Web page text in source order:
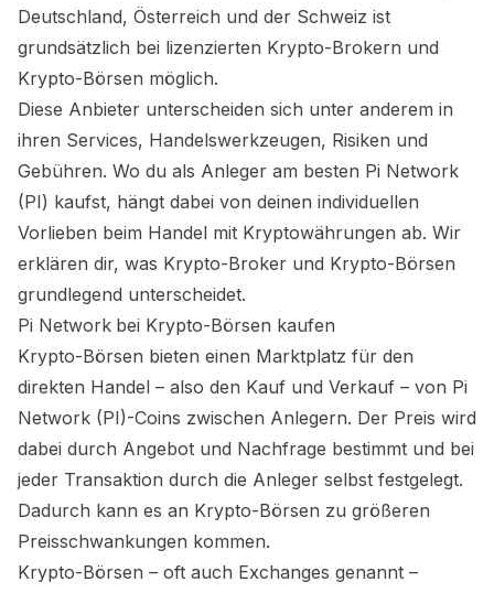
Deutschland, Österreich und der Schweiz ist
grundsätzlich bei lizenzierten Krypto-Brokern und
Krypto-Börsen möglich.
Diese Anbieter unterscheiden sich unter anderem in
ihren Services, Handelswerkzeugen, Risiken und
Gebühren. Wo du als Anleger am besten Pi Network
(PI) kaufst, hängt dabei von deinen individuellen
Vorlieben beim Handel mit Kryptowährungen ab. Wir
erklären dir, was Krypto-Broker und Krypto-Börsen
grundlegend unterscheidet.
Pi Network bei Krypto-Börsen kaufen
Krypto-Börsen bieten einen Marktplatz für den
direkten Handel – also den Kauf und Verkauf – von Pi
Network (PI)-Coins zwischen Anlegern. Der Preis wird
dabei durch Angebot und Nachfrage bestimmt und bei
jeder Transaktion durch die Anleger selbst festgelegt.
Dadurch kann es an Krypto-Börsen zu größeren
Preisschwankungen kommen.
Krypto-Börsen – oft auch Exchanges genannt –